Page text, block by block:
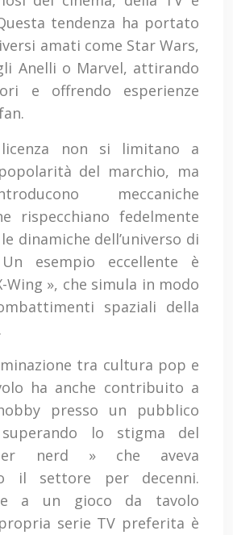
tendenza ha portato
amati come Star Wars,
Anelli o Marvel, attirando
e offrendo esperienze
non si limitano a
del marchio, ma
meccaniche
rispecchiano fedelmente
dinamiche dell’universo di
esempio eccellente è
Wing », che simula in modo
spaziali della
tra cultura pop e
ha anche contribuito a
presso un pubblico
lo stigma del
nerd » che aveva
il settore per decenni.
a un gioco da tavolo
serie TV preferita è